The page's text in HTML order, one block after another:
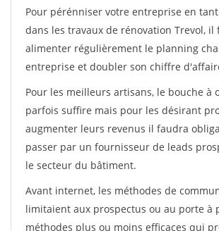
Pour pérénniser votre entreprise en
dans les travaux de rénovation Trevol,
alimenter régulièrement le planning
entreprise et doubler son chiffre
Pour les meilleurs artisans, le bouche à
parfois suffire mais pour les désirant
augmenter leurs revenus il faudra
passer par un fournisseur de leads
le secteur du bâtiment.
Avant internet, les méthodes de
limitaient aux prospectus ou au porte à
méthodes plus ou moins efficaces qui